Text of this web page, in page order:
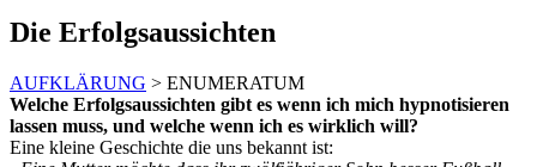
Die Erfolgsaussichten
AUFKLÄRUNG > ENUMERATUM
Welche Erfolgsaussichten gibt es wenn ich mich hypnotisieren
lassen muss, und welche wenn ich es wirklich will?
Eine kleine Geschichte die uns bekannt ist: